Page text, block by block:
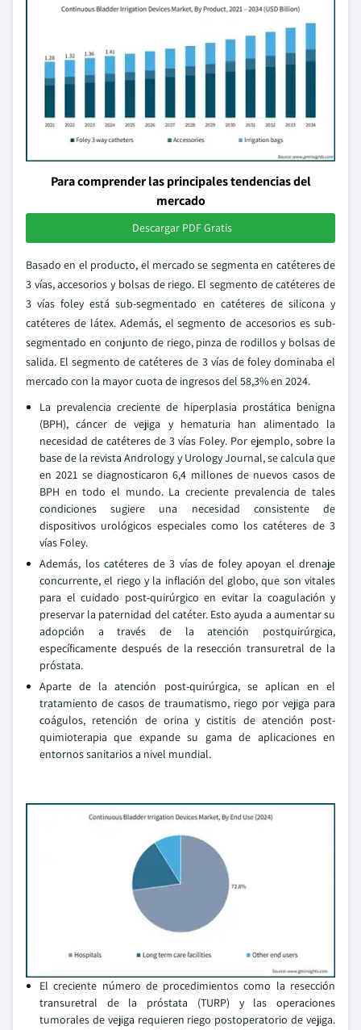
Para comprender las principales tendencias del
mercado
Descargar PDF Gratis
Basado en el producto, el mercado se segmenta en catéteres de
3 vías, accesorios y bolsas de riego. El segmento de catéteres de
3 vías foley está sub-segmentado en catéteres de silicona y
catéteres de látex. Además, el segmento de accesorios es sub-
segmentado en conjunto de riego, pinza de rodillos y bolsas de
salida. El segmento de catéteres de 3 vías de foley dominaba el
mercado con la mayor cuota de ingresos del 58,3% en 2024.
La prevalencia creciente de hiperplasia prostática benigna
(BPH), cáncer de vejiga y hematuria han alimentado la
necesidad de catéteres de 3 vías Foley. Por ejemplo, sobre la
base de la revista Andrology y Urology Journal, se calcula que
en 2021 se diagnosticaron 6,4 millones de nuevos casos de
BPH en todo el mundo. La creciente prevalencia de tales
condiciones sugiere una necesidad consistente de
dispositivos urológicos especiales como los catéteres de 3
vías Foley.
Además, los catéteres de 3 vías de foley apoyan el drenaje
concurrente, el riego y la inflación del globo, que son vitales
para el cuidado post-quirúrgico en evitar la coagulación y
preservar la paternidad del catéter. Esto ayuda a aumentar su
adopción a través de la atención postquirúrgica,
específicamente después de la resección transuretral de la
próstata.
Aparte de la atención post-quirúrgica, se aplican en el
tratamiento de casos de traumatismo, riego por vejiga para
coágulos, retención de orina y cistitis de atención post-
quimioterapia que expande su gama de aplicaciones en
entornos sanitarios a nivel mundial.
El creciente número de procedimientos como la resección
transuretral de la próstata (TURP) y las operaciones
tumorales de vejiga requieren riego postoperatorio de vejiga.